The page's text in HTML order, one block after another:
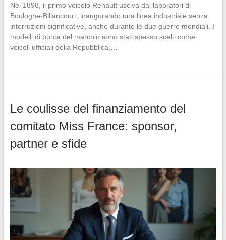
Nel 1898, il primo veicolo Renault usciva dai laboratori di
Boulogne-Billancourt, inaugurando una linea industriale senza
interruzioni significative, anche durante le due guerre mondiali. I
modelli di punta del marchio sono stati spesso scelti come
veicoli ufficiali della Repubblica,…
Le coulisse del finanziamento del
comitato Miss France: sponsor,
partner e sfide